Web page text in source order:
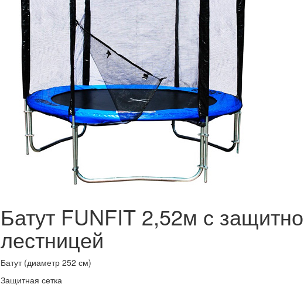
Батут FUNFIT 2,52м с
лестницей
Батут (диаметр 252 см)
Защитная сетка